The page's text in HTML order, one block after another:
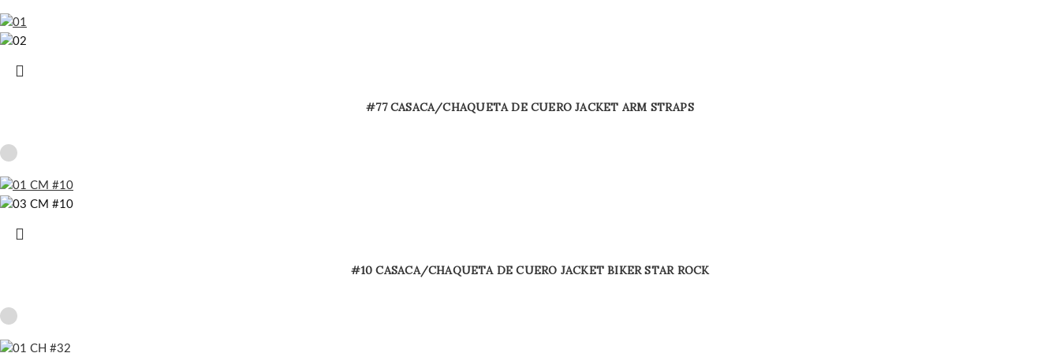
#77 CASACA/CHAQUETA DE CUERO JACKET ARM STRAPS
#10 CASACA/CHAQUETA DE CUERO JACKET BIKER STAR ROCK